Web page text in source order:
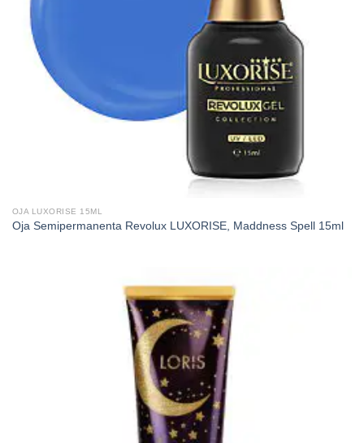
OJA LUXORISE 15ML
Oja Semipermanenta Revolux LUXORISE, Maddness Spell 15ml